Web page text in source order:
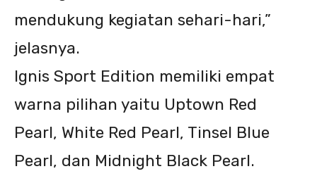
mendukung kegiatan sehari-hari,”
jelasnya.
Ignis Sport Edition memiliki empat
warna pilihan yaitu Uptown Red
Pearl, White Red Pearl, Tinsel Blue
Pearl, dan Midnight Black Pearl.